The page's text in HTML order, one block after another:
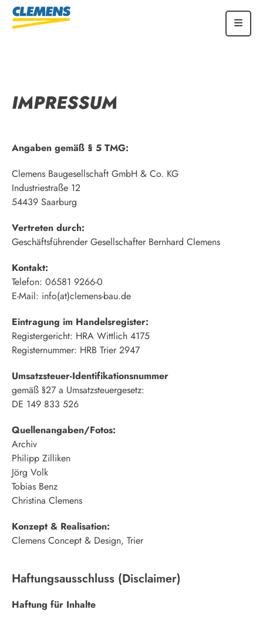
IMPRESSUM
Angaben gemäß § 5 TMG:
Clemens Baugesellschaft GmbH & Co. KG
Industriestraße 12
54439 Saarburg
Vertreten durch:
Geschäftsführender Gesellschafter Bernhard Clemens
Kontakt:
Telefon: 06581 9266-0
E-Mail: info(at)clemens-bau.de
Eintragung im Handelsregister:
Registergericht: HRA Wittlich 4175
Registernummer: HRB Trier 2947
Umsatzsteuer-Identifikationsnummer
gemäß §27 a Umsatzsteuergesetz:
DE 149 833 526
Quellenangaben/Fotos:
Archiv
Philipp Zilliken
Jörg Volk
Tobias Benz
Christina Clemens
Konzept & Realisation:
Clemens Concept & Design, Trier
Haftungsausschluss (Disclaimer)
Haftung für Inhalte